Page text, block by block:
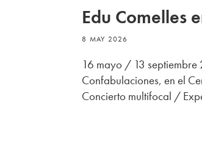
Edu Comelles
8 MAY 2026
16 mayo / 13 septiembre
Confabulaciones, en el
Concierto multifocal /